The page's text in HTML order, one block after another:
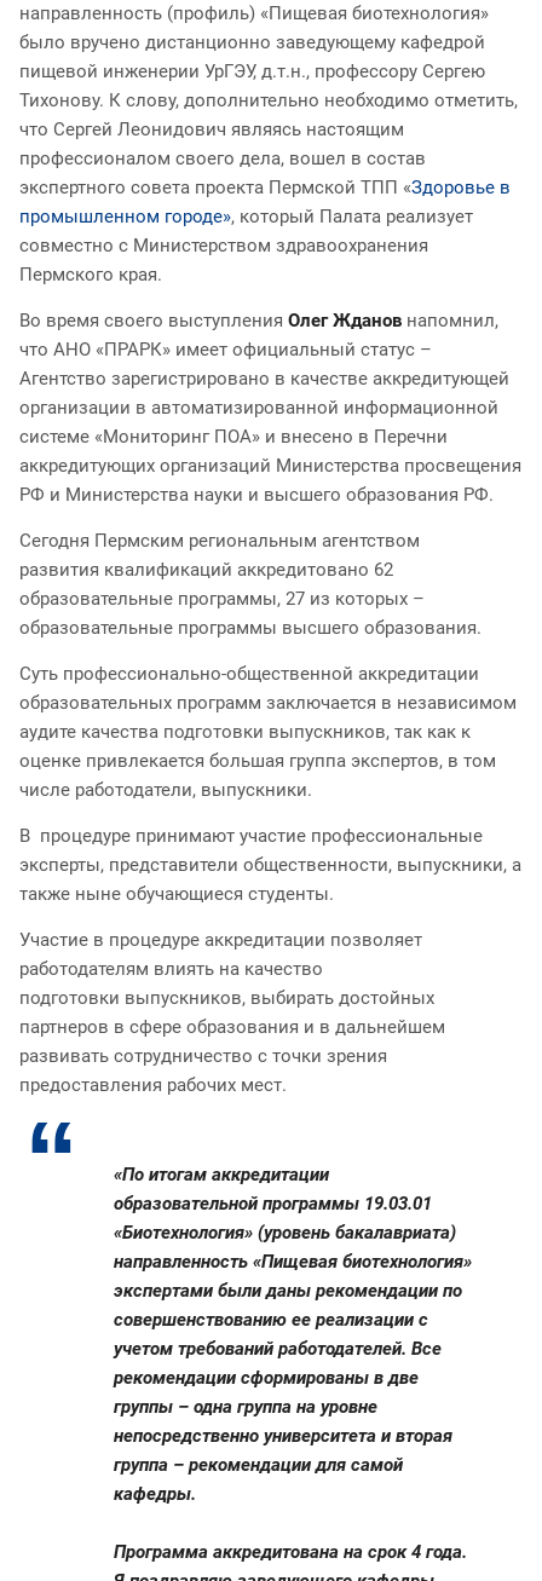
направленность (профиль) «Пищевая биотехнология»
было вручено дистанционно заведующему кафедрой
пищевой инженерии УрГЭУ, д.т.н., профессору Сергею
Тихонову. К слову, дополнительно необходимо отметить,
что Сергей Леонидович являясь настоящим
профессионалом своего дела, вошел в состав
экспертного совета проекта Пермской ТПП «Здоровье в
промышленном городе», который Палата реализует
совместно с Министерством здравоохранения
Пермского края.
Во время своего выступления Олег Жданов напомнил,
что АНО «ПРАРК» имеет официальный статус –
Агентство зарегистрировано в качестве аккредитующей
организации в автоматизированной информационной
системе «Мониторинг ПОА» и внесено в Перечни
аккредитующих организаций Министерства просвещения
РФ и Министерства науки и высшего образования РФ.
Сегодня Пермским региональным агентством
развития квалификаций аккредитовано 62
образовательные программы, 27 из которых –
образовательные программы высшего образования.
Суть профессионально-общественной аккредитации
образовательных программ заключается в независимом
аудите качества подготовки выпускников, так как к
оценке привлекается большая группа экспертов, в том
числе работодатели, выпускники.
В процедуре принимают участие профессиональные
эксперты, представители общественности, выпускники, а
также ныне обучающиеся студенты.
Участие в процедуре аккредитации позволяет
работодателям влиять на качество
подготовки выпускников, выбирать достойных
партнеров в сфере образования и в дальнейшем
развивать сотрудничество с точки зрения
предоставления рабочих мест.
«По итогам аккредитации
образовательной программы 19.03.01
«Биотехнология» (уровень бакалавриата)
направленность «Пищевая биотехнология»
экспертами были даны рекомендации по
совершенствованию ее реализации с
учетом требований работодателей. Все
рекомендации сформированы в две
группы – одна группа на уровне
непосредственно университета и вторая
группа – рекомендации для самой
кафедры.
Программа аккредитована на срок 4 года.